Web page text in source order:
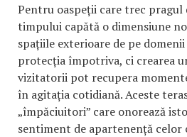
Pentru oaspeții care trec pragul
timpului capătă o dimensiune
spațiile exterioare de pe
protecția împotriva, ci crearea
vizitatorii pot recupera
în agitația cotidiană. Aceste
„împăciuitori” care onorează
sentiment de apartenență celor